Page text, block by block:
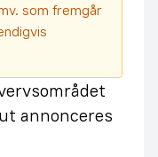
som fremgår
annonceres